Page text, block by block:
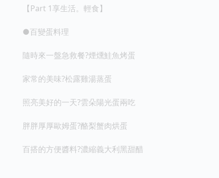
【Part 1享生活。輕食】
●百變蛋料理
隨時來一盤急救餐?煙燻鮭魚烤蛋
家常的美味?松露雞湯蒸蛋
照亮美好的一天?雲朵陽光蛋兩吃
胖胖厚厚歐姆蛋?酪梨蟹肉烘蛋
百搭的方便醬料?濃縮義大利黑甜醋